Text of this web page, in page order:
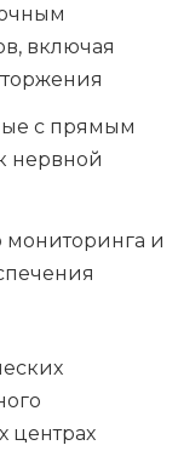
включая
с прямым
нервной
мониторинга и
центрах